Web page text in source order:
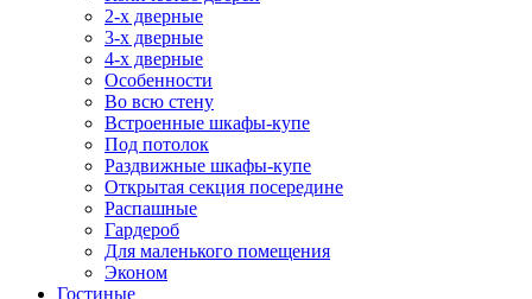
2-х дверные
3-х дверные
4-х дверные
Особенности
Во всю стену
Встроенные шкафы-купе
Под потолок
Раздвижные шкафы-купе
Открытая секция посередине
Распашные
Гардероб
Для маленького помещения
Эконом
Гостиные